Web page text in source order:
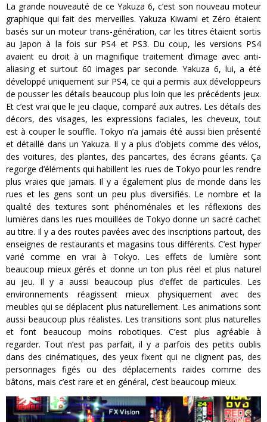
La grande nouveauté de ce Yakuza 6, c’est son nouveau moteur
graphique qui fait des merveilles. Yakuza Kiwami et Zéro étaient
basés sur un moteur trans-génération, car les titres étaient sortis
au Japon à la fois sur PS4 et PS3. Du coup, les versions PS4
avaient eu droit à un magnifique traitement d’image avec anti-
aliasing et surtout 60 images par seconde. Yakuza 6, lui, a été
développé uniquement sur PS4, ce qui a permis aux développeurs
de pousser les détails beaucoup plus loin que les précédents jeux.
Et c’est vrai que le jeu claque, comparé aux autres. Les détails des
décors, des visages, les expressions faciales, les cheveux, tout
est à couper le souffle. Tokyo n’a jamais été aussi bien présenté
et détaillé dans un Yakuza. Il y a plus d’objets comme des vélos,
des voitures, des plantes, des pancartes, des écrans géants. Ça
regorge d’éléments qui habillent les rues de Tokyo pour les rendre
plus vraies que jamais. Il y a également plus de monde dans les
rues et les gens sont un peu plus diversifiés. Le nombre et la
qualité des textures sont phénoménales et les réflexions des
lumières dans les rues mouillées de Tokyo donne un sacré cachet
au titre. Il y a des routes pavées avec des inscriptions partout, des
enseignes de restaurants et magasins tous différents. C’est hyper
varié comme en vrai à Tokyo. Les effets de lumière sont
beaucoup mieux gérés et donne un ton plus réel et plus naturel
au jeu. Il y a aussi beaucoup plus d’effet de particules. Les
environnements réagissent mieux physiquement avec des
meubles qui se déplacent plus naturellement. Les animations sont
aussi beaucoup plus réalistes. Les transitions sont plus naturelles
et font beaucoup moins robotiques. C’est plus agréable à
regarder. Tout n’est pas parfait, il y a parfois des petits oublis
dans des cinématiques, des yeux fixent qui ne clignent pas, des
personnages figés ou des déplacements raides comme des
bâtons, mais c’est rare et en général, c’est beaucoup mieux.